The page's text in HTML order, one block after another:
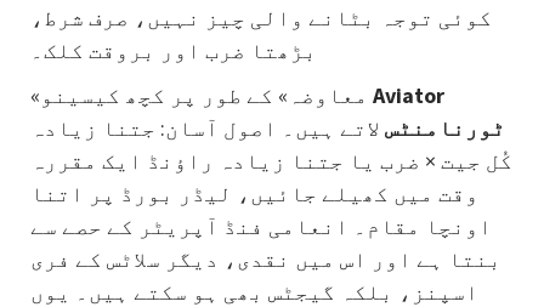
کوئی توجہ بٹانے والی چیز نہیں، صرف شرط،
بڑھتا ضرب اور بروقت کلک۔
Aviator
ٹورنامنٹس لاتے ہیں۔ اصول آسان: جتنا زیادہ
کُل جیت × ضرب یا جتنا زیادہ راؤنڈ ایک مقررہ
وقت میں کھیلے جائیں، لیڈر بورڈ پر اتنا
اونچا مقام۔ انعامی فنڈ آپریٹر کے حصے سے
بنتا ہے اور اس میں نقدی، دیگر سلاٹس کے فری
اسپنز، بلکہ گیجٹس بھی ہو سکتے ہیں۔ یوں